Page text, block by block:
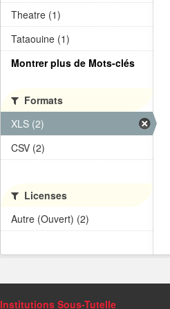
Theatre (1)
Tataouine (1)
Montrer plus de Mots-clés
Formats
XLS (2)
CSV (2)
Licenses
Autre (Ouvert) (2)
Institutions Sous-Tutelle